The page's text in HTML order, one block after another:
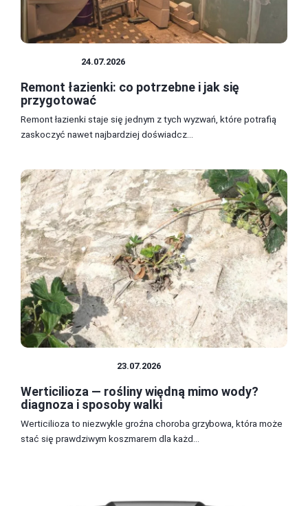
24.07.2026
Remont łazienki: co potrzebne i jak się
przygotować
Remont łazienki staje się jednym z tych wyzwań, które potrafią
zaskoczyć nawet najbardziej doświadcz...
23.07.2026
Werticilioza — rośliny więdną mimo wody?
diagnoza i sposoby walki
Werticilioza to niezwykle groźna choroba grzybowa, która może
stać się prawdziwym koszmarem dla każd...